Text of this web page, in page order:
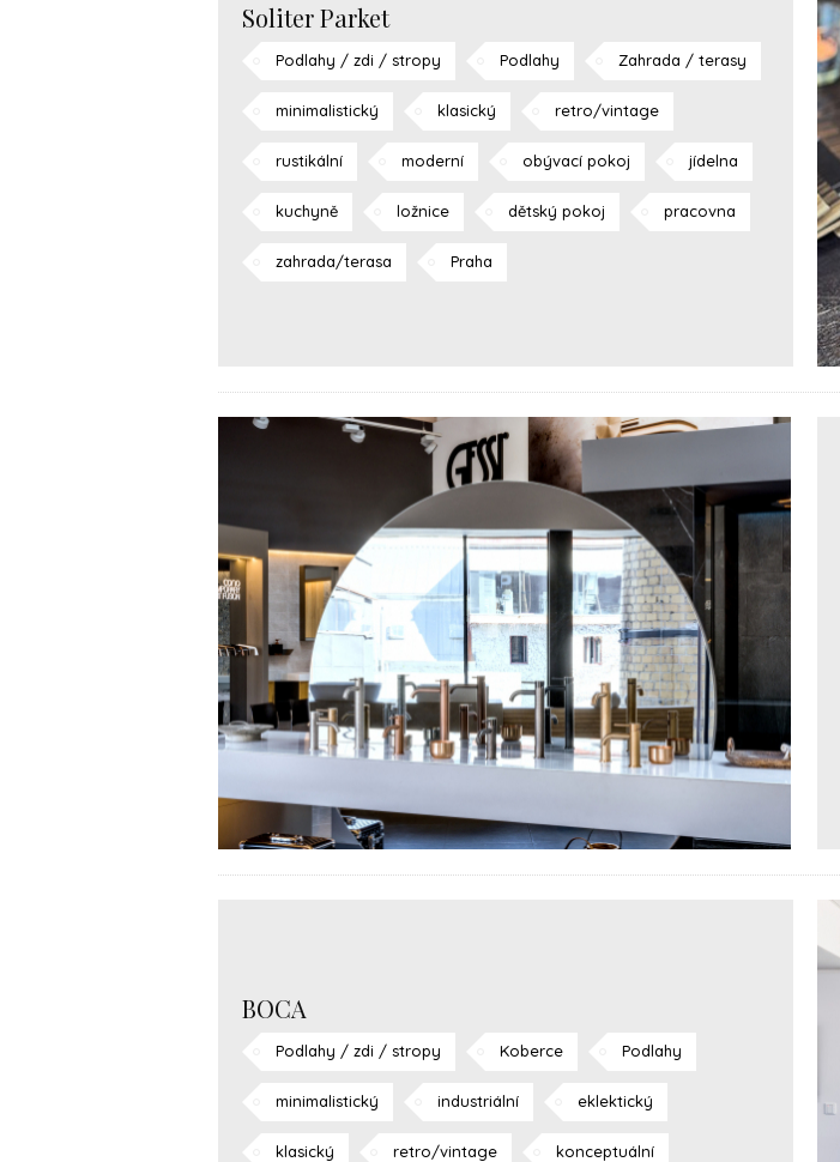
Soliter Parket
Podlahy / zdi / stropy Podlahy Zahrada / terasy
minimalistický klasický retro/vintage
rustikální moderní obývací pokoj jídelna
kuchyně ložnice dětský pokoj pracovna
zahrada/terasa Praha
BOCA
Podlahy / zdi / stropy Koberce Podlahy
minimalistický industriální eklektický
klasický retro/vintage konceptuální